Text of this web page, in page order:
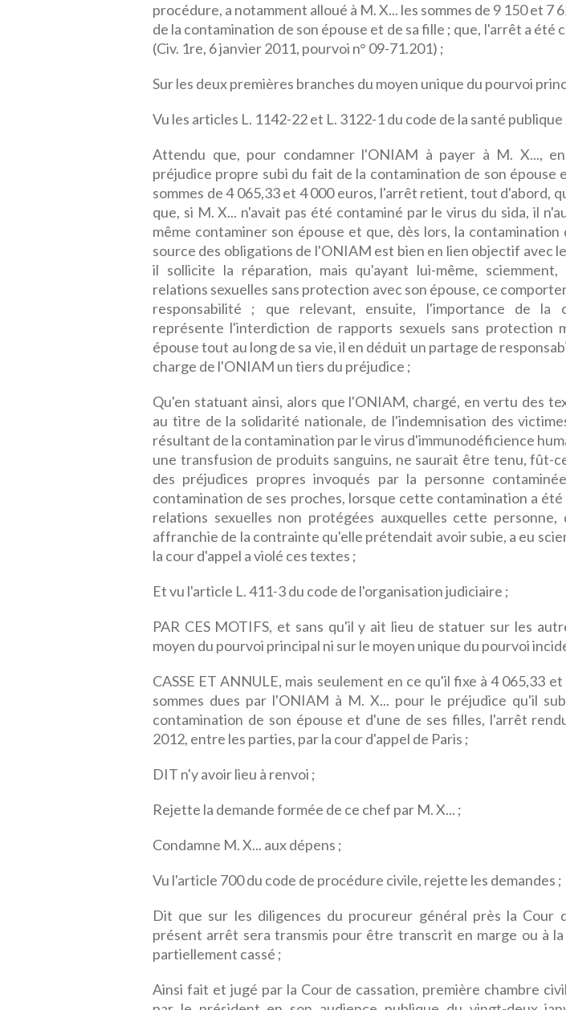
procédure, a notamment alloué à M. X... les sommes de 9 150 et 7
de la contamination de son épouse et de sa fille ; que, l'arrêt a été
(Civ. 1re, 6 janvier 2011, pourvoi n° 09-71.201) ;
Sur les deux premières branches du moyen unique du pourvoi
Vu les articles L. 1142-22 et L. 3122-1 du code de la santé publique
Attendu que, pour condamner l'ONIAM à payer à M. X...,
préjudice propre subi du fait de la contamination de son épouse
sommes de 4 065,33 et 4 000 euros, l'arrêt retient, tout d'abord,
que, si M. X... n'avait pas été contaminé par le virus du sida, il
même contaminer son épouse et que, dès lors, la
source des obligations de l'ONIAM est bien en lien objectif avec
il sollicite la réparation, mais qu'ayant lui-même,
relations sexuelles sans protection avec son épouse, ce
responsabilité ; que relevant, ensuite, l'importance de la
représente l'interdiction de rapports sexuels sans protection
épouse tout au long de sa vie, il en déduit un partage de
charge de l'ONIAM un tiers du préjudice ;
Qu'en statuant ainsi, alors que l'ONIAM, chargé, en vertu des
au titre de la solidarité nationale, de l'indemnisation des
résultant de la contamination par le virus d'immunodéficience
une transfusion de produits sanguins, ne saurait être tenu, fût-
des préjudices propres invoqués par la personne
contamination de ses proches, lorsque cette contamination a été
relations sexuelles non protégées auxquelles cette personne,
affranchie de la contrainte qu'elle prétendait avoir subie, a eu
la cour d'appel a violé ces textes ;
Et vu l'article L. 411-3 du code de l'organisation judiciaire ;
PAR CES MOTIFS, et sans qu'il y ait lieu de statuer sur les
moyen du pourvoi principal ni sur le moyen unique du pourvoi
CASSE ET ANNULE, mais seulement en ce qu'il fixe à 4 065,33
sommes dues par l'ONIAM à M. X... pour le préjudice qu'il
contamination de son épouse et d'une de ses filles, l'arrêt
2012, entre les parties, par la cour d'appel de Paris ;
DIT n'y avoir lieu à renvoi ;
Rejette la demande formée de ce chef par M. X... ;
Condamne M. X... aux dépens ;
Vu l'article 700 du code de procédure civile, rejette les demandes ;
Dit que sur les diligences du procureur général près la Cour
présent arrêt sera transmis pour être transcrit en marge ou à
partiellement cassé ;
Ainsi fait et jugé par la Cour de cassation, première chambre